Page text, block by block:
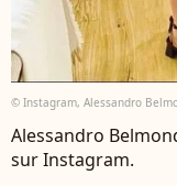
© Instagram, Alessandro
Alessandro
sur Instagram.